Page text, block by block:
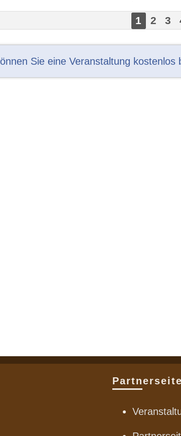
1 2 3
Sie eine Veranstaltung kostenlos